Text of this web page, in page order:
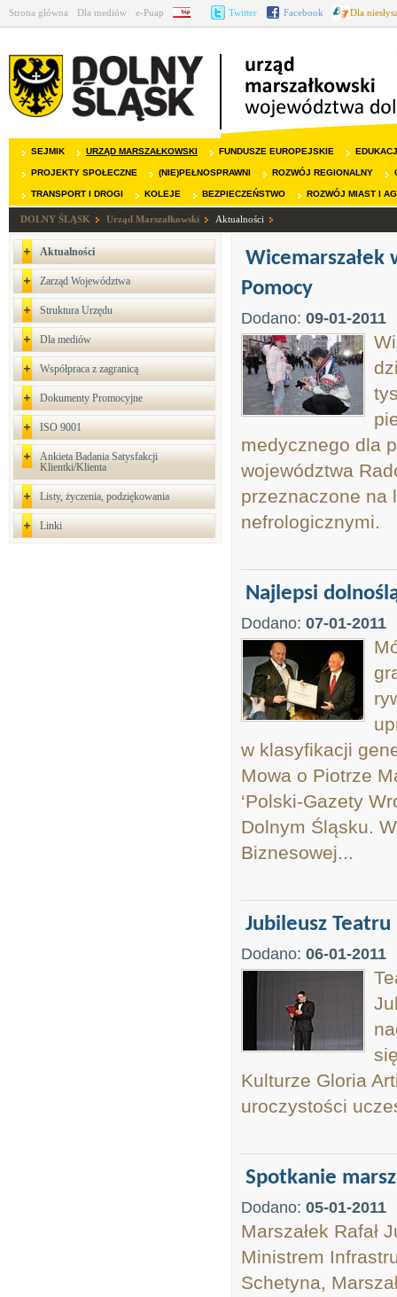
Strona główna Dla mediów e-Puap BIP Twitter Facebook Dla
SEJMIK URZĄD MARSZAŁKOWSKI FUNDUSZE EUROPEJSKIE
PROJEKTY SPOŁECZNE (NIE)PEŁNOSPRAWNI ROZWÓJ REGIONALNY
TRANSPORT I DROGI KOLEJE BEZPIECZEŃSTWO ROZWÓJ MIAST I
DOLNY ŚLĄSK Urząd Marszałkowski Aktualności
Aktualności
Zarząd Województwa
Struktura Urzędu
Dla mediów
Współpraca z zagranicą
Dokumenty Promocyjne
ISO 9001
Ankieta Badania Satysfakcji
Klientki/Klienta
Listy, życzenia, podziękowania
Linki
Pomocy
Dodano: 09-01-2011
medycznego dla
województwa
przeznaczone na
nefrologicznymi.
Najlepsi
Dodano: 07-01-2011
w klasyfikacji
Mowa o Piotrze
‘Polski-Gazety
Dolnym Śląsku.
Biznesowej...
Jubileusz
Dodano: 06-01-2011
Kulturze Gloria
uroczystości
Spotkanie
Dodano: 05-01-2011
Marszałek Rafał
Ministrem
Schetyna,